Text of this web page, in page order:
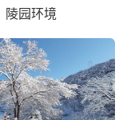
陵园环境